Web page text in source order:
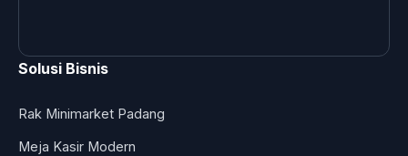
Solusi Bisnis
Rak Minimarket Padang
Meja Kasir Modern